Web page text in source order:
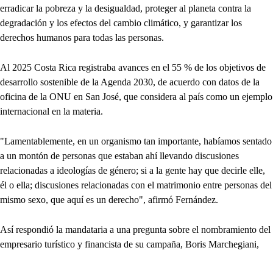
erradicar la pobreza y la desigualdad, proteger al planeta contra la
degradación y los efectos del cambio climático, y garantizar los
derechos humanos para todas las personas.
Al 2025 Costa Rica registraba avances en el 55 % de los objetivos de
desarrollo sostenible de la Agenda 2030, de acuerdo con datos de la
oficina de la ONU en San José, que considera al país como un ejemplo
internacional en la materia.
"Lamentablemente, en un organismo tan importante, habíamos sentado
a un montón de personas que estaban ahí llevando discusiones
relacionadas a ideologías de género; si a la gente hay que decirle elle,
él o ella; discusiones relacionadas con el matrimonio entre personas del
mismo sexo, que aquí es un derecho", afirmó Fernández.
Así respondió la mandataria a una pregunta sobre el nombramiento del
empresario turístico y financista de su campaña, Boris Marchegiani,